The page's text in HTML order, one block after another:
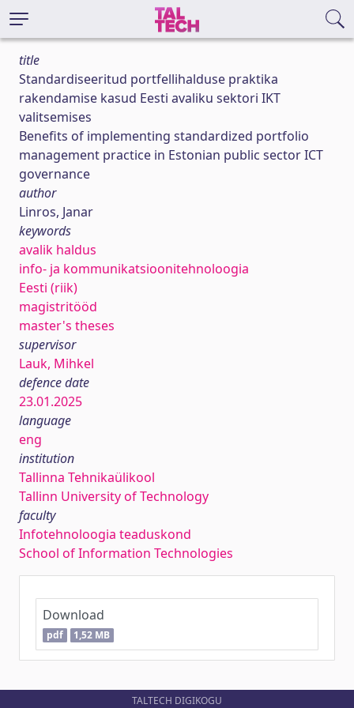
title
Standardiseeritud portfellihalduse praktika
rakendamise kasud Eesti avaliku sektori IKT
valitsemises
Benefits of implementing standardized portfolio
management practice in Estonian public sector ICT
governance
author
Linros, Janar
keywords
avalik haldus
info- ja kommunikatsioonitehnoloogia
Eesti (riik)
magistritööd
master's theses
supervisor
Lauk, Mihkel
defence date
23.01.2025
language
eng
institution
Tallinna Tehnikaülikool
Tallinn University of Technology
faculty
Infotehnoloogia teaduskond
School of Information Technologies
Download
pdf 1,52 MB
TALTECH DIGIKOGU